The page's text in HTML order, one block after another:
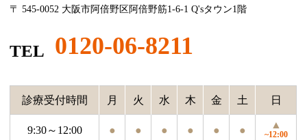
〒 545-0052 大阪市阿倍野区阿倍野筋1-6-1 Q'sタウン1階
TEL 0120-06-8211
診療受付時間 月 火 水 木 金 土 日
9:30～12:00 ● ● ● ● ● ● ▲
~12:00